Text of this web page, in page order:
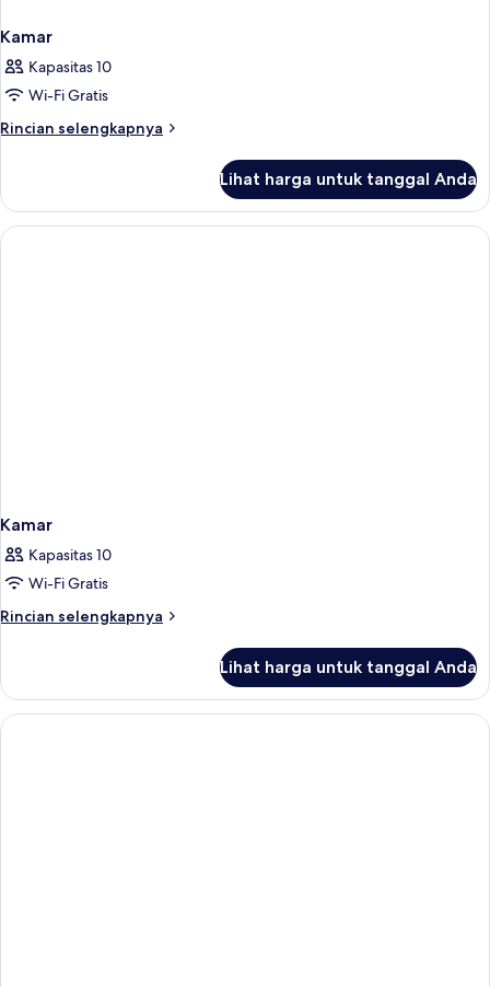
Kamar
Kapasitas 10
Wi-Fi Gratis
Rincian selengkapnya
Rincian
Kamar
Lihat harga untuk tanggal Anda
Kamar
Kapasitas 10
Wi-Fi Gratis
Rincian selengkapnya
Rincian
Kamar
Lihat harga untuk tanggal Anda